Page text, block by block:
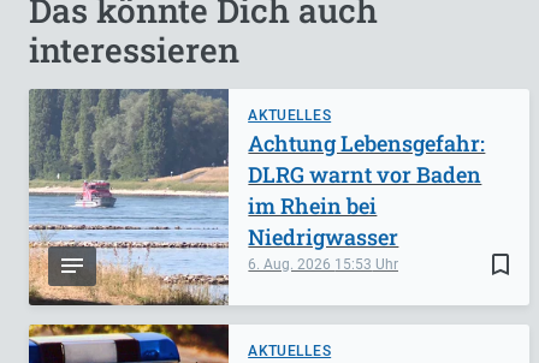
Das könnte Dich auch
interessieren
AKTUELLES
bookmark_border
6. Aug. 2026 15:53
Achtung Lebensgefahr:
DLRG warnt vor Baden
im Rhein bei
Niedrigwasser
AKTUELLES